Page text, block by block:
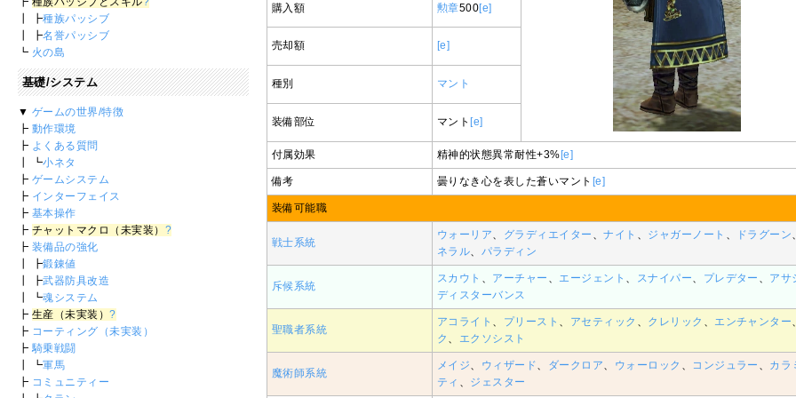
購入額 勲章500[e]
売却額 [e]
種別 マント
装備部位 マント [e]
付属効果 精神的状態異常耐性+3% [e]
備考 曇りなき心を表した蒼いマント [e]
装備可能職
戦士系統
ウォーリア、 グラディエイター 、ナイト 、 ジャガーノート 、 ドラグーン、
ネラル、 パラディン
斥候系統
スカウト 、 アーチャー 、 エージェント 、 スナイパー、 プレデター 、 アサ
ディスターバンス
聖職者系統
アコライト 、 プリースト 、 アセティック 、 クレリック 、 エンチャンター、
ク 、 エクソシスト
魔術師系統
メイジ、 ウィザード、 ダークロア、 ウォーロック 、 コンジュラー 、 カラ
ティ 、 ジェスター
┃ ┣種族パッシブ
┃ ┣名誉パッシブ
┗ 火の島
基礎/システム
▼ ゲームの世界/特徴
┣ 動作環境
┣ よくある質問
┃ ┗小ネタ
┣ ゲームシステム
┣ インターフェイス
┣ 基本操作
┣ チャットマクロ（未実装） ?
┣ 装備品の強化
┃ ┣鍛錬値
┃ ┣武器防具改造
┃ ┗魂システム
┣ 生産（未実装）?
┣ コーティング（未実装）
┣ 騎乗戦闘
┃ ┗軍馬
┣ コミュニティー